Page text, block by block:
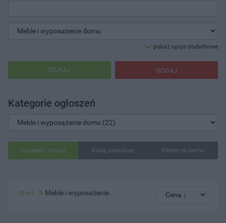
pokaż opcje dodatkowe
DODAJ
SZUKAJ
Kategorie ogłoszeń
Sprzedam, oferuję Kupię, poszukuję Oddam za darmo
Start Meble i wyposażenie...